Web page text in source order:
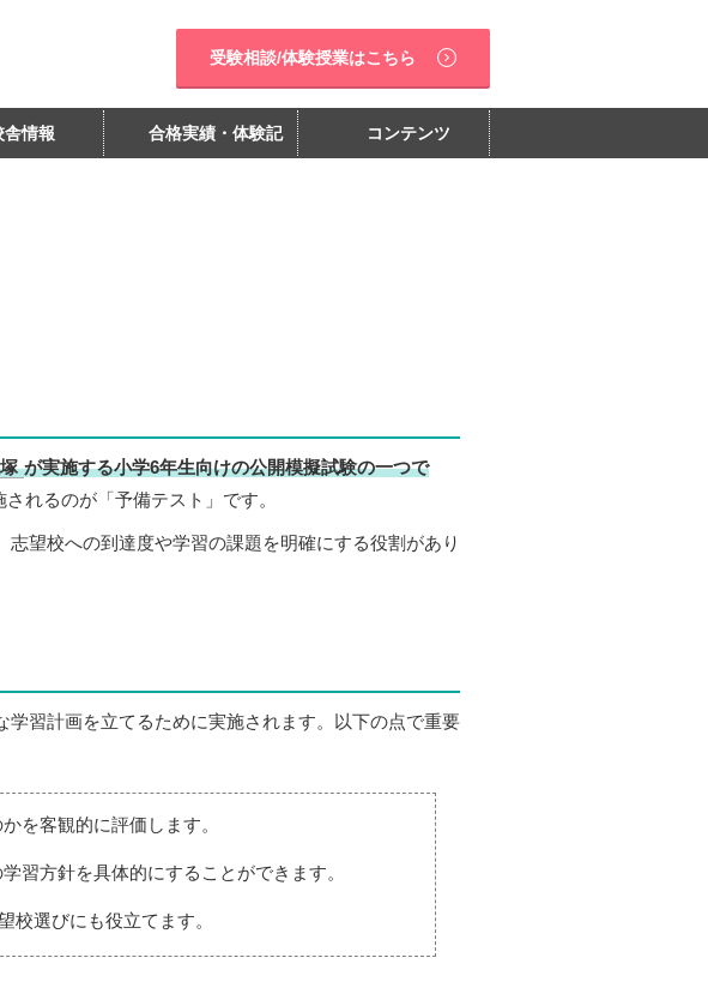
受験相談/体験授業はこちら
舎情報 合格実績・体験記 コンテンツ
が実施する小学6年生向けの公開模擬試験の一つで
れるのが「予備テスト」です。
望校への到達度や学習の課題を明確にする役割があり
習計画を立てるために実施されます。以下の点で重要
を客観的に評価します。
習方針を具体的にすることができます。
校選びにも役立てます。